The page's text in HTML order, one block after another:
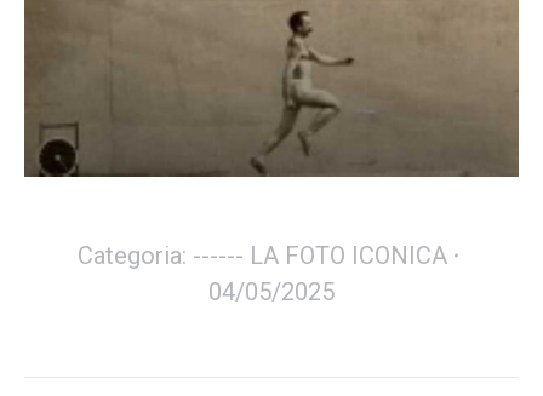
Categoria: ------ LA FOTO ICONICA
04/05/2025